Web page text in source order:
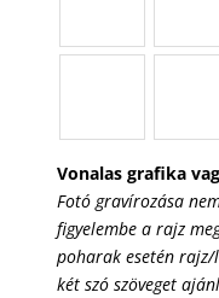
Vonalas grafika
Fotó gravírozása
figyelembe a rajz
poharak esetén rajz/
két szó szöveget